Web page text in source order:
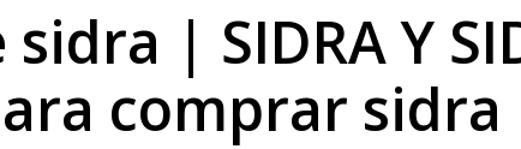
| SIDRA Y
comprar sidra